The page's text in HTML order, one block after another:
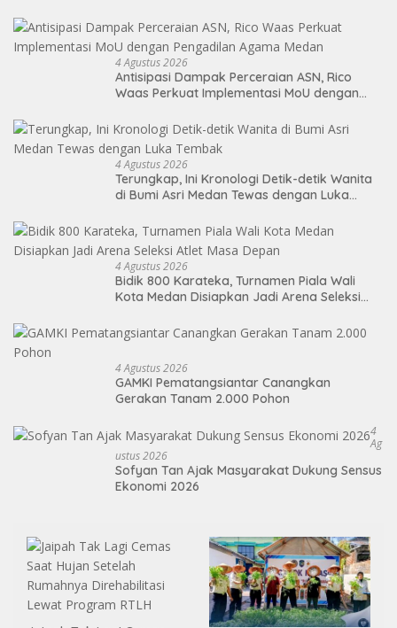
4 Agustus 2026
Antisipasi Dampak Perceraian ASN, Rico
Waas Perkuat Implementasi MoU dengan
4 Agustus 2026
Terungkap, Ini Kronologi Detik-detik Wanita
di Bumi Asri Medan Tewas dengan Luka
4 Agustus 2026
Bidik 800 Karateka, Turnamen Piala Wali
Kota Medan Disiapkan Jadi Arena Seleksi
4 Agustus 2026
GAMKI Pematangsiantar Canangkan
Gerakan Tanam 2.000 Pohon
4
Ag
Ustus 2026
Sofyan Tan Ajak Masyarakat Dukung Sensus
Ekonomi 2026